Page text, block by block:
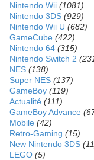
Nintendo Wii (1081)
Nintendo 3DS (929)
Nintendo Wii U (682)
GameCube (422)
Nintendo 64 (315)
Nintendo Switch 2
NES (138)
Super NES (137)
GameBoy (119)
Actualité (111)
GameBoy Advance
Mobile (42)
Retro-Gaming (15)
New Nintendo 3DS
LEGO (5)